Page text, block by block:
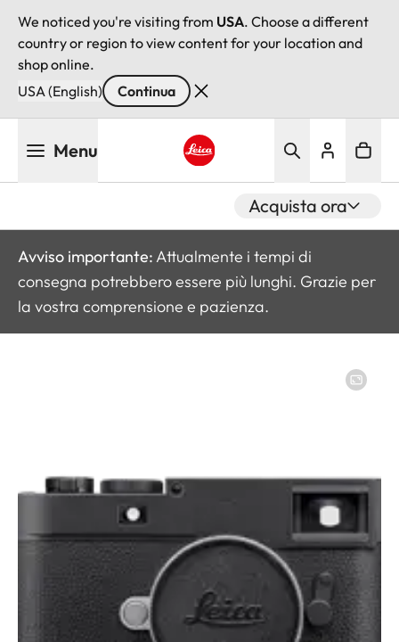
We noticed you're visiting from USA. Choose a different
country or region to view content for your location and
shop online.
USA (English)
Continua
Menu
Acquista ora
Avviso importante: Attualmente i tempi di
consegna potrebbero essere più lunghi. Grazie per
la vostra comprensione e pazienza.